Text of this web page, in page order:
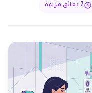
7 دقائق قراءة